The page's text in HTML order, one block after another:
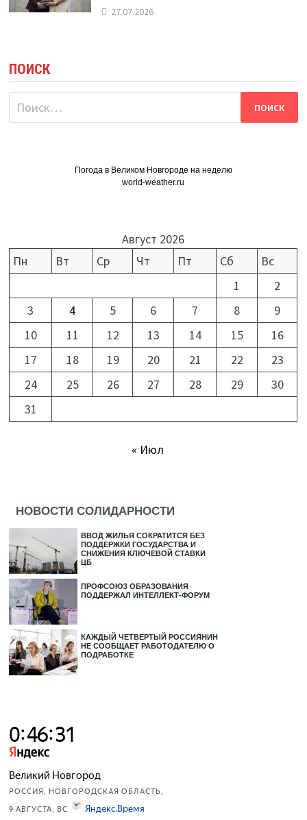
27.07.2026
ПОИСК
Найти:
Погода в Великом Новгороде на неделю
world-weather.ru
Август 2026
Пн
Вт Ср Чт Пт Сб
Вс
1
2
3
4 5 6 7 8
9
10
11 12 13 14 15
16
17
18 19 20 21 22
23
24
25 26 27 28 29
30
31
« Июл
НОВОСТИ СОЛИДАРНОСТИ
ВВОД ЖИЛЬЯ СОКРАТИТСЯ БЕЗ
ПОДДЕРЖКИ ГОСУДАРСТВА И
СНИЖЕНИЯ КЛЮЧЕВОЙ СТАВКИ
ЦБ
ПРОФСОЮЗ ОБРАЗОВАНИЯ
ПОДДЕРЖАЛ ИНТЕЛЛЕКТ-ФОРУМ
КАЖДЫЙ ЧЕТВЕРТЫЙ РОССИЯНИН
НЕ СООБЩАЕТ РАБОТОДАТЕЛЮ О
ПОДРАБОТКЕ